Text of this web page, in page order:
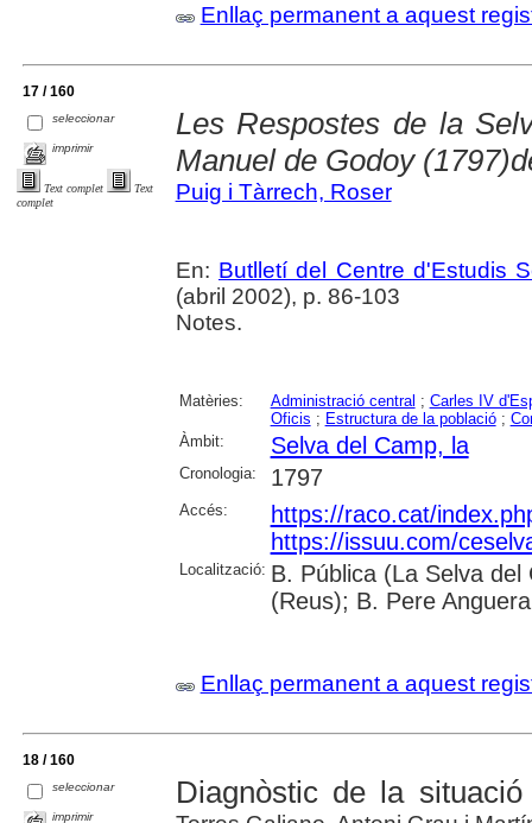
Enllaç permanent a aquest
17 / 160
seleccionar
imprimir
Text complet
Text
complet
Les Respostes de la
Manuel de Godoy
Puig i Tàrrech, Roser
En: Butlletí del Centre d'Estudis
(abril 2002), p. 86-103
Notes.
Matèries: Administració central ; Carles IV
Oficis ; Estructura de la població;
Àmbit:
Selva del Camp, la
Cronologia: 1797
Accés:
https://raco.cat/
https://issuu.com/
Localització: B. Pública (La Selva
(Reus); B. Pere
Enllaç permanent a aquest
18 / 160
seleccionar
imprimir
Diagnòstic de la